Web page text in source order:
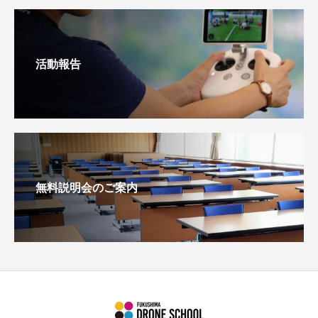
活動報告
無料説明会のご案内